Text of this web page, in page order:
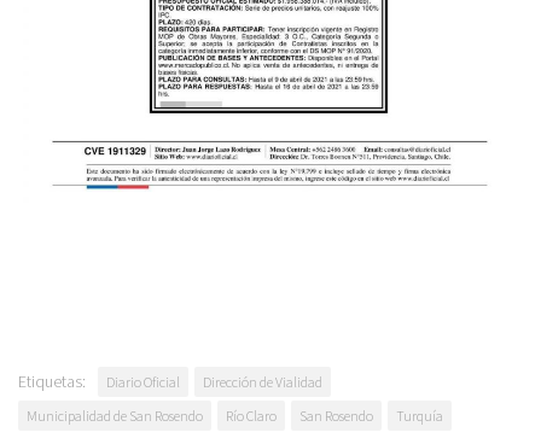
Etiquetas: Diario Oficial
Dirección de Vialidad
Municipalidad de San Rosendo
Río Claro San Rosendo Turquía